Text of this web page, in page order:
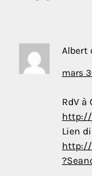
Albert
mars
RdV à
http://
Lien
http://